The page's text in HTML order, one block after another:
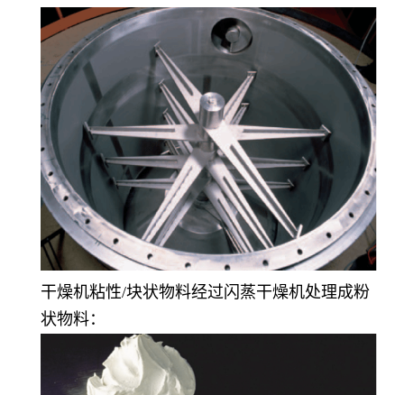
干燥机粘性/块状物料经过闪蒸干燥机处理成粉
状物料：